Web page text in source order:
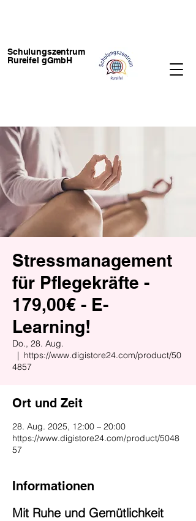
Schulungszentrum
Rureifel gGmbH
Stressmanagement
für Pflegekräfte -
179,00€ - E-
Learning!
Do., 28. Aug.
  |
https://www.digistore24.com/product/50
4857
Ort und Zeit
28. Aug. 2025, 12:00 – 20:00
https://www.digistore24.com/product/5048
57
Informationen
Mit Ruhe und Gemütlichkeit